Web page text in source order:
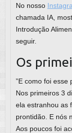
No nosso
chamada IA,
Introdução
seguir.
Os
”E como foi esse
Nos primeiros 3
ela estranhou as
prontidão. E nós
Aos poucos foi